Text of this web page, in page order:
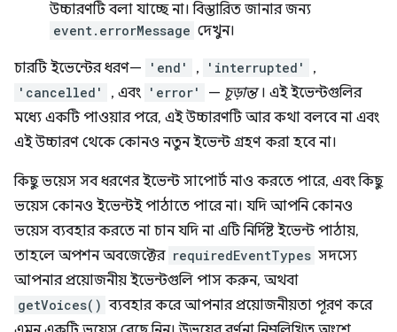
উচ্চারণটি বলা যাচ্ছে না। বিস্তারিত জানার জন্য
event.errorMessage দেখুন।
চারটি ইভেন্টের ধরণ— 'end' , 'interrupted' ,
'cancelled' , এবং 'error' — চূড়ান্ত। এই ইভেন্টগুলির
মধ্যে একটি পাওয়ার পরে, এই উচ্চারণটি আর কথা বলবে না এবং
এই উচ্চারণ থেকে কোনও নতুন ইভেন্ট গ্রহণ করা হবে না।
কিছু ভয়েস সব ধরণের ইভেন্ট সাপোর্ট নাও করতে পারে, এবং কিছু
ভয়েস কোনও ইভেন্টই পাঠাতে পারে না। যদি আপনি কোনও
ভয়েস ব্যবহার করতে না চান যদি না এটি নির্দিষ্ট ইভেন্ট পাঠায়,
তাহলে অপশন অবজেক্টের requiredEventTypes সদস্যে
আপনার প্রয়োজনীয় ইভেন্টগুলি পাস করুন, অথবা
getVoices() ব্যবহার করে আপনার প্রয়োজনীয়তা পূরণ করে